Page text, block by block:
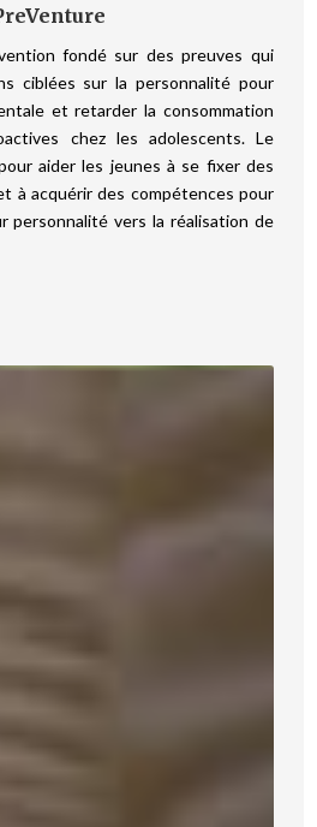
fondé sur des preuves qui
ciblées sur la personnalité pour
et retarder la consommation
chez les adolescents. Le
aider les jeunes à se fixer des
à acquérir des compétences pour
personnalité vers la réalisation de